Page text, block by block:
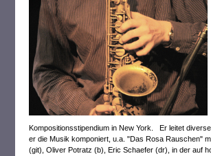
Kompositionsstipendium in New York. Er leitet
er die Musik komponiert, u.a. "Das Rosa Rauschen"
(git), Oliver Potratz (b), Eric Schaefer (dr), in der auf